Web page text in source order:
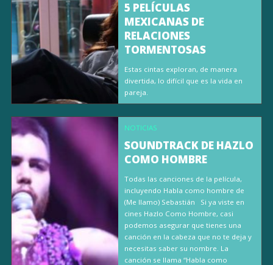
5 PELÍCULAS
MEXICANAS DE
RELACIONES
TORMENTOSAS
Estas cintas exploran, de manera
divertida, lo difícil que es la vida en
pareja.
NOTICIAS
SOUNDTRACK DE HAZLO
COMO HOMBRE
Todas las canciones de la película,
incluyendo Habla como hombre de
(Me llamo) Sebastián Si ya viste en
cines Hazlo Como Hombre, casi
podemos asegurar que tienes una
canción en la cabeza que no te deja y
necesitas saber su nombre. La
canción se llama “Habla como